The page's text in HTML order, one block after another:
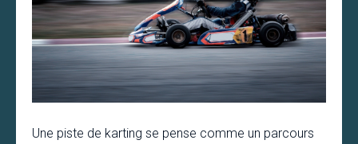
Une piste de karting se pense comme un parcours